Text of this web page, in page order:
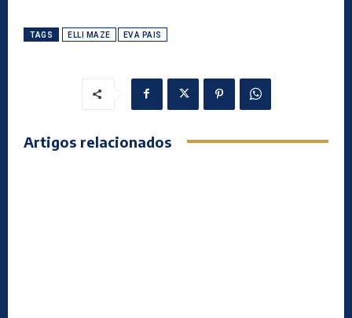
TAGS ELLI MAZE EVA PAIS
Artigos relacionados